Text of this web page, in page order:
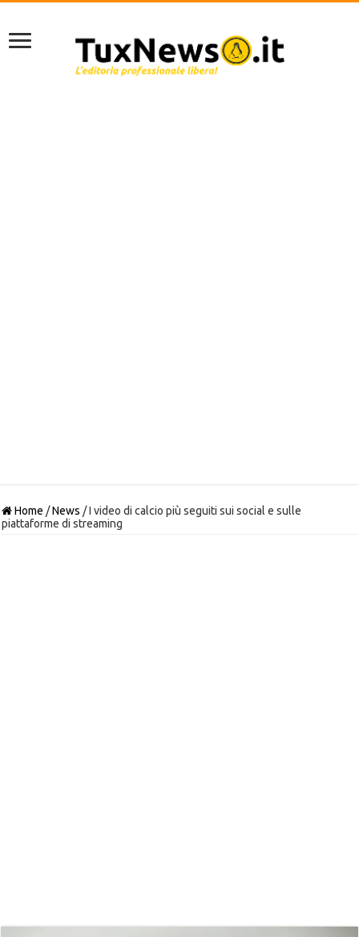
Home /News /I video di calcio più seguiti sui social e sulle
piattaforme di streaming